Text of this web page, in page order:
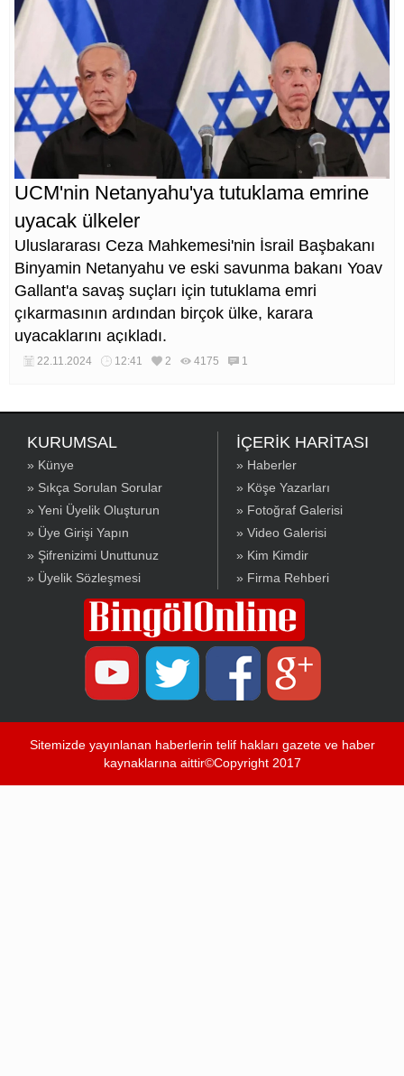
UCM'nin Netanyahu'ya tutuklama emrine
uyacak ülkeler
Uluslararası Ceza Mahkemesi'nin İsrail Başbakanı
Binyamin Netanyahu ve eski savunma bakanı Yoav
Gallant'a savaş suçları için tutuklama emri
çıkarmasının ardından birçok ülke, karara
uyacaklarını açıkladı.
22.11.2024 12:41 2 4175 1
KURUMSAL
» Künye
» Sıkça Sorulan Sorular
» Yeni Üyelik Oluşturun
» Üye Girişi Yapın
» Şifrenizimi Unuttunuz
» Üyelik Sözleşmesi
İÇERİK HARİTASI
» Haberler
» Köşe Yazarları
» Fotoğraf Galerisi
» Video Galerisi
» Kim Kimdir
» Firma Rehberi
Sitemizde yayınlanan haberlerin telif hakları gazete ve haber
kaynaklarına aittir©Copyright 2017